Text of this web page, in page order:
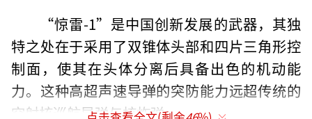
“惊雷-1”是中国创新发展的武器，其独
特之处在于采用了双锥体头部和四片三角形控
制面，使其在头体分离后具备出色的机动能
力。这种高超声速导弹的突防能力远超传统的
空射核巡航导弹与核炸弹。